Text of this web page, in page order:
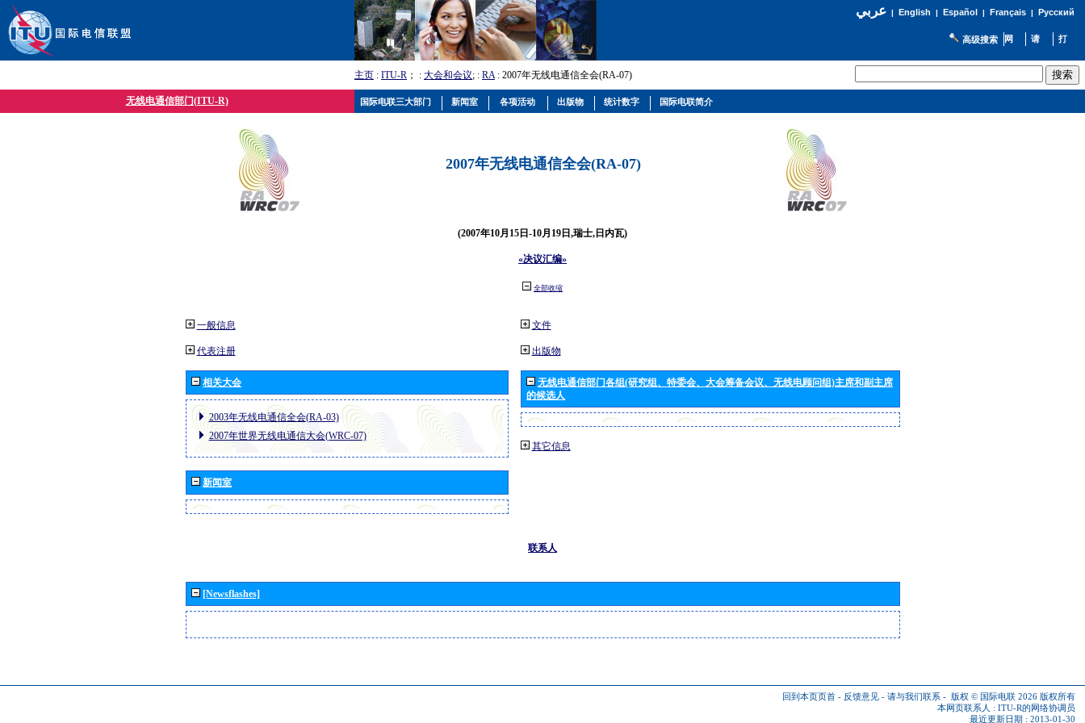
عربي| English | Español | Français| Русский
高级搜索
主页 : ITU-R ； : 大会和会议; : RA: 2007年无线电通信全会(RA-07)
无线电通信部门(ITU-R)
2007年无线电通信全会(RA-07)
(2007年10月15日-10月19日,瑞士,日内瓦)
«决议汇编»
全部收缩
一般信息
代表注册
相关大会
2003年无线电通信全会(RA-03)
2007年世界无线电通信大会(WRC-07)
新闻室
文件
出版物
无线电通信部门各组(研究组、特委会、大会筹备会议、无线电顾问组)主席和副主席
的候选人
其它信息
联系人
[Newsflashes]
回到本页页首 - 反馈意见 - 请与我们联系 - 版权 © 国际电联 2026 版权所有
本网页联系人 : ITU-R的网络协调员
最近更新日期 : 2013-01-30
国际电联三大部门 新闻室 各项活动 出版物 统计数字 国际电联简介